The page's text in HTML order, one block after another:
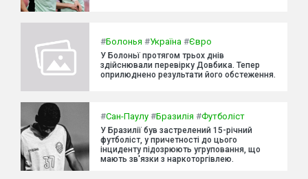
#Болонья #Україна #Євро
У Болоньї протягом трьох днів
здійснювали перевірку Довбика. Тепер
оприлюднено результати його обстеження.
#Сан-Паулу #Бразилія #Футболіст
У Бразилії був застрелений 15-річний
футболіст, у причетності до цього
інциденту підозрюють угруповання, що
мають зв'язки з наркоторгівлею.